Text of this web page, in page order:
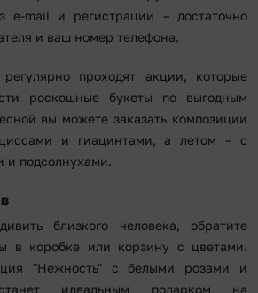
e-mail и регистрации – достаточно
и ваш номер телефона.
проходят акции, которые
роскошные букеты по выгодным
вы можете заказать композиции
и гиацинтами, а летом – с
и подсолнухами.
близкого человека, обратите
в коробке или корзину с цветами.
"Нежность" с белыми розами и
идеальным подарком на